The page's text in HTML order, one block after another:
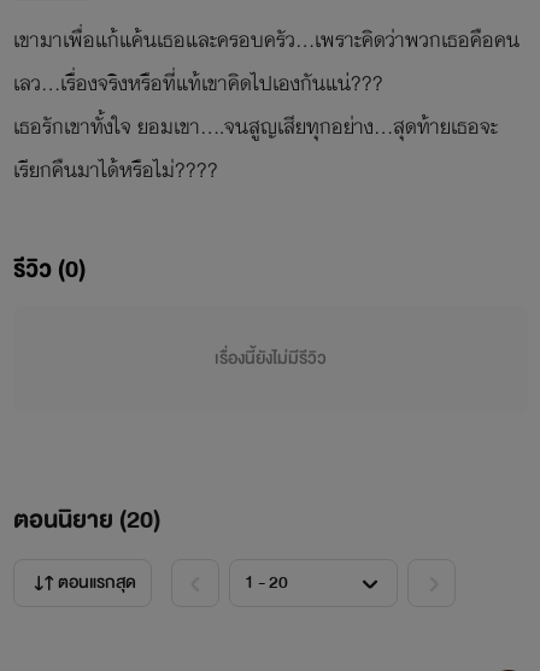
เขามาเพื่อแก้แค้นเธอและครอบครัว...เพราะคิดว่าพวกเธอคือคน
เลว...เรื่องจริงหรือที่แท้เขาคิดไปเองกันแน่???
เธอรักเขาทั้งใจ ยอมเขา....จนสูญเสียทุกอย่าง...สุดท้ายเธอจะ
รีวิว (0)
เรื่องนี้ยังไม่มีรีวิว
ตอนนิยาย (20)
ตอนแรกสุด